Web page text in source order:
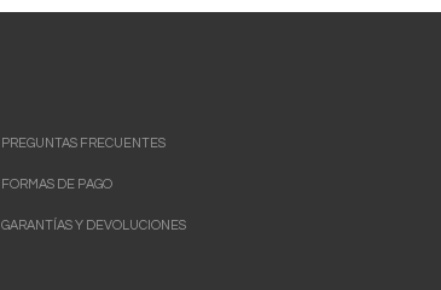
PREGUNTAS FRECUENTES
FORMAS DE PAGO
GARANTÍAS Y DEVOLUCIONES